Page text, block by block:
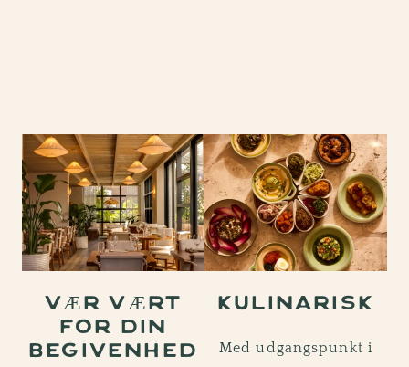
VÆR VÆRT
FOR DIN
BEGIVENHED
KULINARISK
Med udgangspunkt i